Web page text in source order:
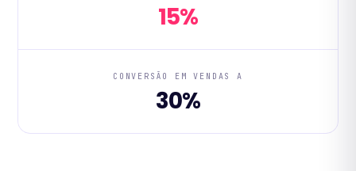
15%
CONVERSÃO EM VENDAS A
30%